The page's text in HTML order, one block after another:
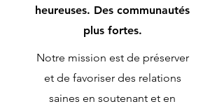
heureuses. Des communautés
plus fortes.
Notre mission est de préserver
et de favoriser des relations
saines en soutenant et en